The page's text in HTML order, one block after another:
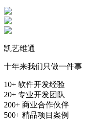
凯艺维通
十年来我们只做一件事
10+ 软件开发经验
20+ 专业开发团队
200+ 商业合作伙伴
500+ 精品项目案例